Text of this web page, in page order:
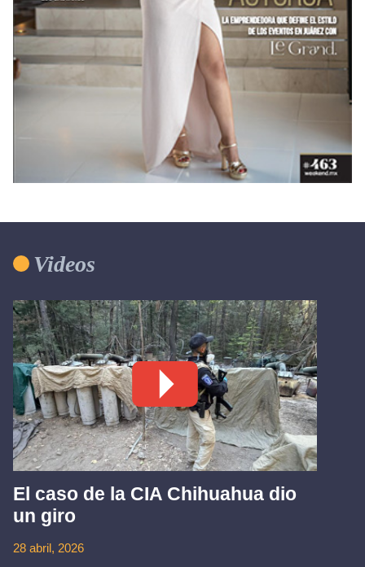
Videos
El caso de la CIA Chihuahua dio
un giro
28 abril, 2026